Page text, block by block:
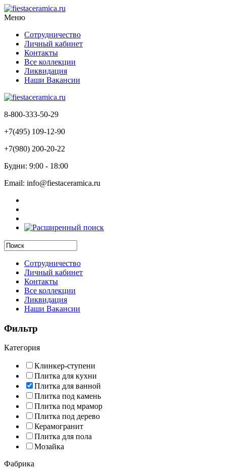
Меню
Сотрудничество
Личный кабинет
Контакты
Все коллекции
Ликвидация
Наши Вакансии
8-800-333-50-29
+7(495) 109-12-90
+7(980) 200-20-22
Будни: 9:00 - 18:00
Email: info@fiestaceramica.ru
Сотрудничество
Личный кабинет
Контакты
Все коллекции
Ликвидация
Наши Вакансии
Фильтр
Категория
Клинкер-ступени
Плитка для кухни
Плитка для ванной
Плитка под камень
Плитка под мрамор
Плитка под дерево
Керамогранит
Плитка для пола
Мозайка
Фабрика